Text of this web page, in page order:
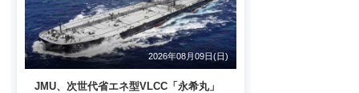
2026年08月09日(日)
JMU、次世代省エネ型VLCC「永希丸」